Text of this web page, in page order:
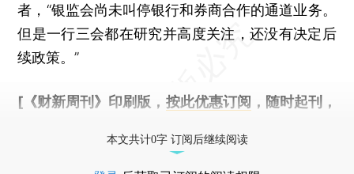
者，“银监会尚未叫停银行和券商合作的通道业务。
但是一行三会都在研究并高度关注，还没有决定后
续政策。”
[《财新周刊》印刷版， 按此优惠订阅 ，随时起刊，
本文共计0字 订阅后继续阅读